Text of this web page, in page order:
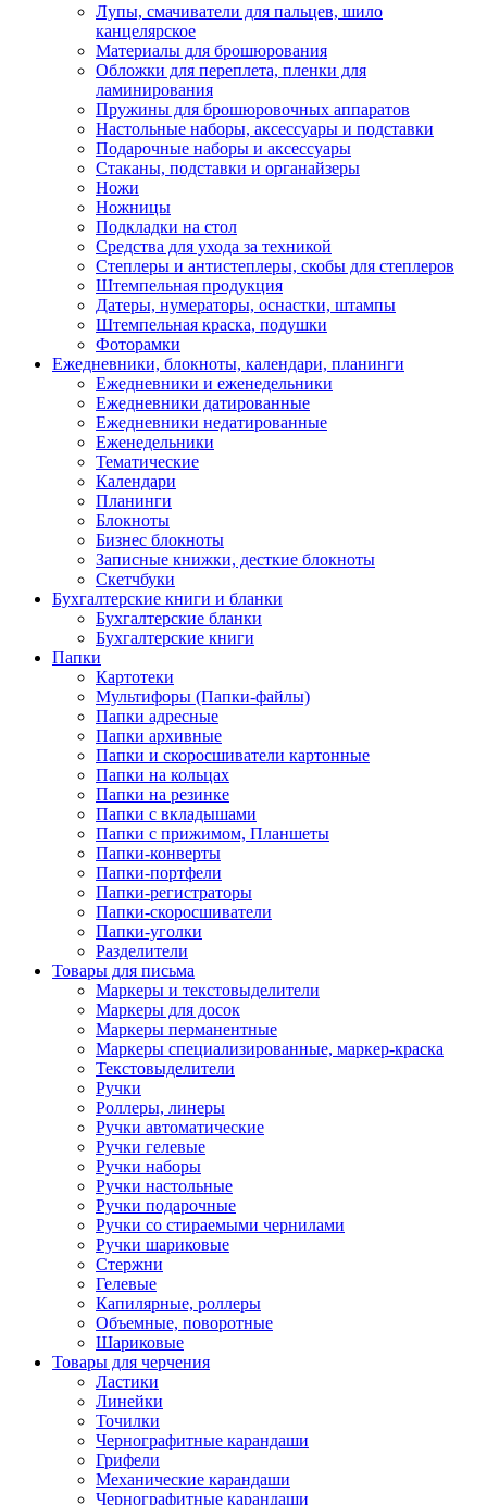
Лупы, смачиватели для пальцев, шило
канцелярское
Материалы для брошюрования
Обложки для переплета, пленки для
ламинирования
Пружины для брошюровочных аппаратов
Настольные наборы, аксессуары и подставки
Подарочные наборы и аксессуары
Стаканы, подставки и органайзеры
Ножи
Ножницы
Подкладки на стол
Средства для ухода за техникой
Степлеры и антистеплеры, скобы для степлеров
Штемпельная продукция
Датеры, нумераторы, оснастки, штампы
Штемпельная краска, подушки
Фоторамки
Ежедневники, блокноты, календари, планинги
Ежедневники и еженедельники
Ежедневники датированные
Ежедневники недатированные
Еженедельники
Тематические
Календари
Планинги
Блокноты
Бизнес блокноты
Записные книжки, десткие блокноты
Скетчбуки
Бухгалтерские книги и бланки
Бухгалтерские бланки
Бухгалтерские книги
Папки
Картотеки
Мультифоры (Папки-файлы)
Папки адресные
Папки архивные
Папки и скоросшиватели картонные
Папки на кольцах
Папки на резинке
Папки с вкладышами
Папки с прижимом, Планшеты
Папки-конверты
Папки-портфели
Папки-регистраторы
Папки-скоросшиватели
Папки-уголки
Разделители
Товары для письма
Маркеры и текстовыделители
Маркеры для досок
Маркеры перманентные
Маркеры специализированные, маркер-краска
Текстовыделители
Ручки
Роллеры, линеры
Ручки автоматические
Ручки гелевые
Ручки наборы
Ручки настольные
Ручки подарочные
Ручки со стираемыми чернилами
Ручки шариковые
Стержни
Гелевые
Капилярные, роллеры
Объемные, поворотные
Шариковые
Товары для черчения
Ластики
Линейки
Точилки
Чернографитные карандаши
Грифели
Механические карандаши
Чернографитные карандаши